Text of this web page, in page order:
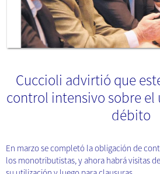
Cuccioli advirtió que
control intensivo sobre el
débito
En marzo se completó la obligación de
los monotributistas, y ahora habrá visitas